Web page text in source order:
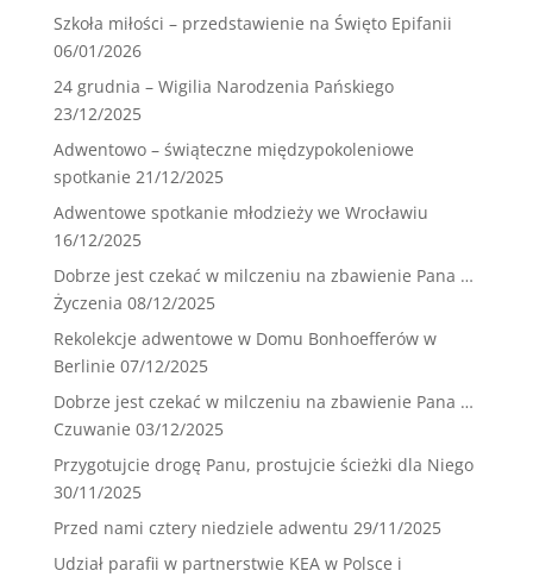
Szkoła miłości – przedstawienie na Święto Epifanii
06/01/2026
24 grudnia – Wigilia Narodzenia Pańskiego
23/12/2025
Adwentowo – świąteczne międzypokoleniowe
spotkanie 21/12/2025
Adwentowe spotkanie młodzieży we Wrocławiu
16/12/2025
Dobrze jest czekać w milczeniu na zbawienie Pana …
Życzenia 08/12/2025
Rekolekcje adwentowe w Domu Bonhoefferów w
Berlinie 07/12/2025
Dobrze jest czekać w milczeniu na zbawienie Pana …
Czuwanie 03/12/2025
Przygotujcie drogę Panu, prostujcie ścieżki dla Niego
30/11/2025
Przed nami cztery niedziele adwentu 29/11/2025
Udział parafii w partnerstwie KEA w Polsce i